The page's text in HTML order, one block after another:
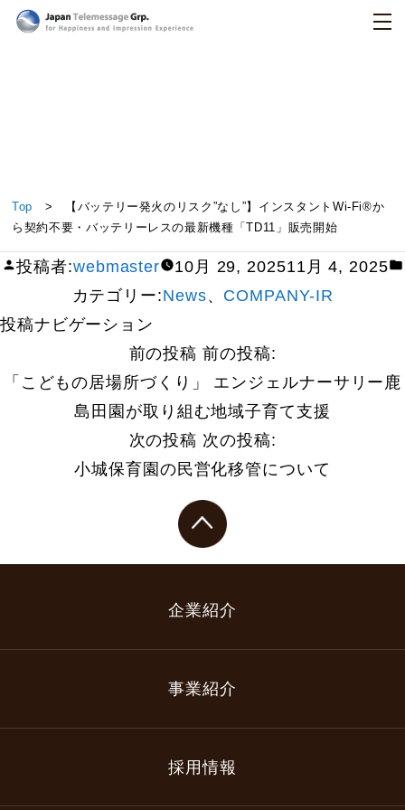
【バッテリー発火のリスク”なし”】インスタントWi-
Fi®から契約不要・バッテリーレスの最新機種
「TD11」販売開始
Top > 【バッテリー発火のリスク”なし”】インスタントWi-Fi®か
ら契約不要・バッテリーレスの最新機種「TD11」販売開始
投稿者:webmaster 10月 29, 202511月 4, 2025
カテゴリー:News、 COMPANY-IR
投稿ナビゲーション
前の投稿 前の投稿:
「こどもの居場所づくり」 エンジェルナーサリー鹿
島田園が取り組む地域子育て支援
次の投稿 次の投稿:
小城保育園の民営化移管について
企業紹介
事業紹介
採用情報